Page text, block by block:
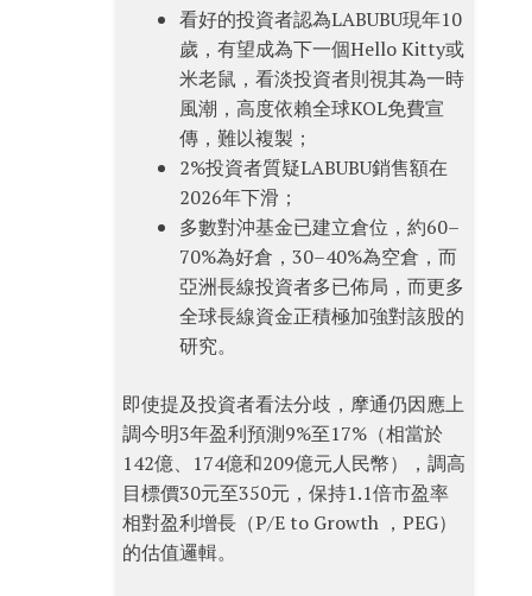
看好的投資者認為LABUBU現年10
歲，有望成為下一個Hello Kitty或
米老鼠，看淡投資者則視其為一時
風潮，高度依賴全球KOL免費宣
傳，難以複製；
2%投資者質疑LABUBU銷售額在
2026年下滑；
多數對沖基金已建立倉位，約60–
70%為好倉，30–40%為空倉，而
亞洲長線投資者多已佈局，而更多
全球長線資金正積極加強對該股的
研究。
即使提及投資者看法分歧，摩通仍因應上
調今明3年盈利預測9%至17%（相當於
142億、174億和209億元人民幣），調高
目標價30元至350元，保持1.1倍市盈率
相對盈利增長（P/E to Growth ，PEG）
的估值邏輯。